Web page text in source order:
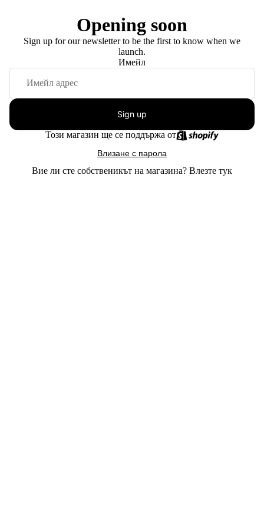
Opening soon
Sign up for our newsletter to be the first to know when we
launch.
Имейл
Sign up
Този магазин ще се поддържа от
Влизане с парола
Вие ли сте собственикът на магазина? Влезте тук